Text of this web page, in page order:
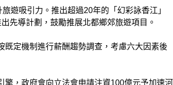
遊吸引力。推出超過20年的「幻彩詠香江」
先導計劃，鼓勵推展北都鄉郊旅遊項目。
定機制進行薪酬趨勢調查，考慮六大因素後
擎，政府會向立法會申請注資100億元予加速河